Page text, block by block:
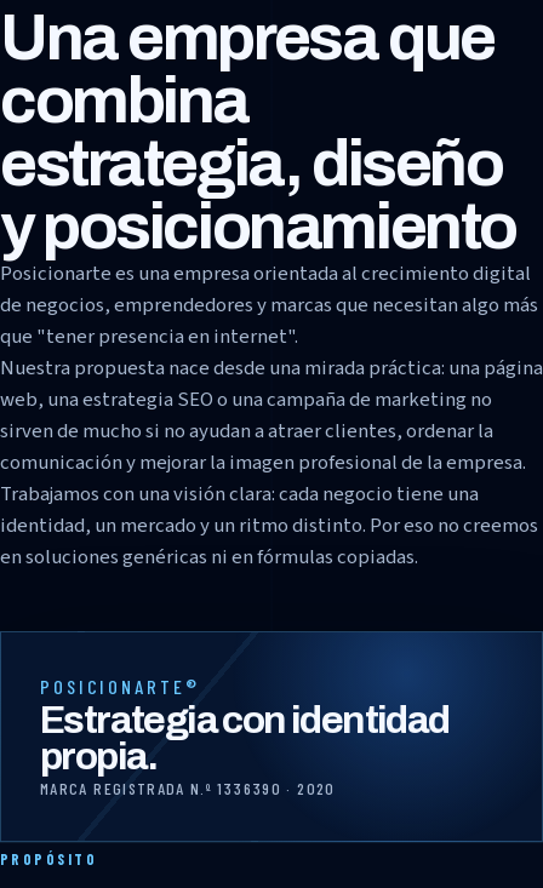
Una empresa que
combina
estrategia, diseño
y posicionamiento
Posicionarte es una empresa orientada al crecimiento digital
de negocios, emprendedores y marcas que necesitan algo más
que "tener presencia en internet".
Nuestra propuesta nace desde una mirada práctica: una página
web, una estrategia SEO o una campaña de marketing no
sirven de mucho si no ayudan a atraer clientes, ordenar la
comunicación y mejorar la imagen profesional de la empresa.
Trabajamos con una visión clara: cada negocio tiene una
identidad, un mercado y un ritmo distinto. Por eso no creemos
en soluciones genéricas ni en fórmulas copiadas.
POSICIONARTE®
Estrategia con identidad
propia.
MARCA REGISTRADA N.º 1336390 · 2020
PROPÓSITO